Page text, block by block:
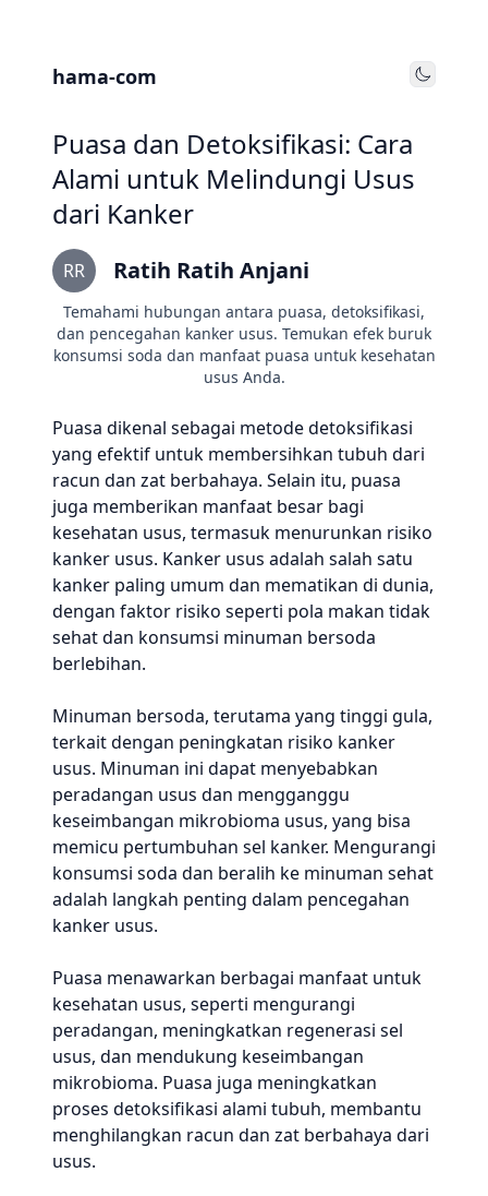
hama-com Toggle
Puasa dan Detoksifikasi: Cara
Alami untuk Melindungi Usus
dari Kanker
RR Ratih Ratih Anjani
Temahami hubungan antara puasa, detoksifikasi,
dan pencegahan kanker usus. Temukan efek buruk
konsumsi soda dan manfaat puasa untuk kesehatan
usus Anda.
Puasa dikenal sebagai metode detoksifikasi
yang efektif untuk membersihkan tubuh dari
racun dan zat berbahaya. Selain itu, puasa
juga memberikan manfaat besar bagi
kesehatan usus, termasuk menurunkan risiko
kanker usus. Kanker usus adalah salah satu
kanker paling umum dan mematikan di dunia,
dengan faktor risiko seperti pola makan tidak
sehat dan konsumsi minuman bersoda
berlebihan.
Minuman bersoda, terutama yang tinggi gula,
terkait dengan peningkatan risiko kanker
usus. Minuman ini dapat menyebabkan
peradangan usus dan mengganggu
keseimbangan mikrobioma usus, yang bisa
memicu pertumbuhan sel kanker. Mengurangi
konsumsi soda dan beralih ke minuman sehat
adalah langkah penting dalam pencegahan
kanker usus.
Puasa menawarkan berbagai manfaat untuk
kesehatan usus, seperti mengurangi
peradangan, meningkatkan regenerasi sel
usus, dan mendukung keseimbangan
mikrobioma. Puasa juga meningkatkan
proses detoksifikasi alami tubuh, membantu
menghilangkan racun dan zat berbahaya dari
usus.